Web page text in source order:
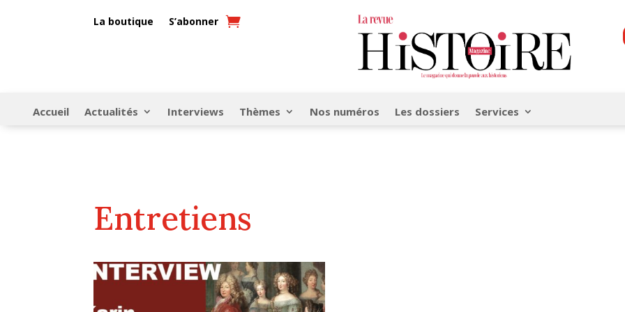
La boutique S’abonner
Accueil Actualités Interviews Thèmes Nos numéros Les dossiers Services
Entretiens